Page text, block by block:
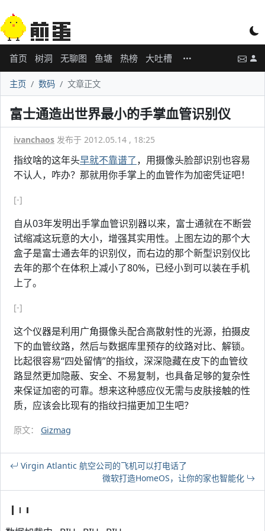
首页 树洞 无聊图 鱼塘 热榜 大吐槽
主页 数码 文章正文
富士通造出世界最小的手掌血管识别仪
ivanchaos 发布于 2012.05.14 , 18:25
指纹啥的这年头早就不靠谱了，用摄像头脸部识别也容易
不认人，咋办？那就用你手掌上的血管作为加密凭证吧！
[-]
自从03年发明出手掌血管识别器以来，富士通就在不断尝
试缩减这玩意的大小，增强其实用性。上图左边的那个大
盒子是富士通去年的识别仪，而右边的那个新型识别仪比
去年的那个在体积上减小了80%，已经小到可以装在手机
上了。
[-]
这个仪器是利用广角摄像头配合高散射性的光源，拍摄皮
下的血管纹路，然后与数据库里预存的纹路对比、解锁。
比起很容易“四处留情”的指纹，深深隐藏在皮下的血管纹
路显然更加隐蔽、安全、不易复制，也具备足够的复杂性
来保证加密的可靠。想来这种感应仪无需与皮肤接触的性
质，应该会比现有的指纹扫描更加卫生吧？
原文： Gizmag
Virgin Atlantic 航空公司的飞机可以打电话了
微软打造HomeOS，让你的家也智能化